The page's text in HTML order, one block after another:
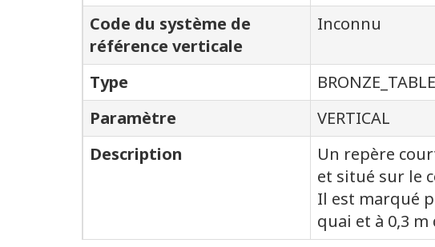
Code du système de
référence verticale
Inconnu
Type
Paramètre
VERTICAL
Description
Un repère
et situé sur le
Il est marqué
quai et à 0,3